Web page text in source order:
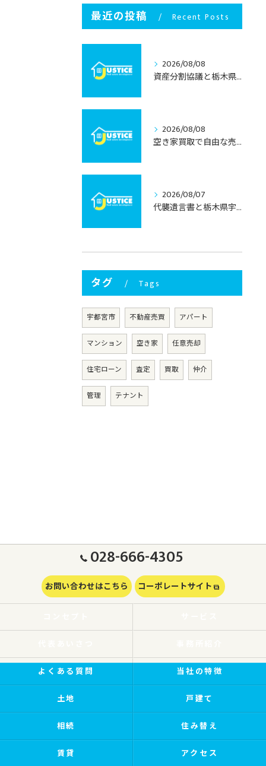
最近の投稿 Recent Posts
2026/08/08
資産分割協議と栃木県宇都宮市で不動産相続を円滑に進めるための実践ポイント
2026/08/08
空き家買取で自由な売却を叶える栃木県宇都宮市の手間いらずガイド
2026/08/07
代襲遺言書と栃木県宇都宮市での不動産相続を安心して進めるための実務ガイド
タグ Tags
宇都宮市 不動産売買 アパート
マンション 空き家 任意売却
住宅ローン 査定 買取 仲介
管理 テナント
028-666-4305
お問い合わせはこちら コーポレートサイト
よくある質問 当社の特徴
土地 戸建て
相続 住み替え
賃貸 アクセス